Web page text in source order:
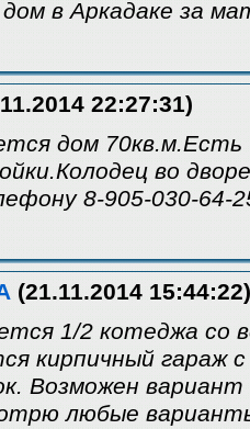
в Аркадаке за
22:27:31)
дом 70кв.м.Есть
во
8-905-030-64-
(21.11.2014 15:44:22)
1/2 котеджа со
кирпичный гараж
Возможен
любые